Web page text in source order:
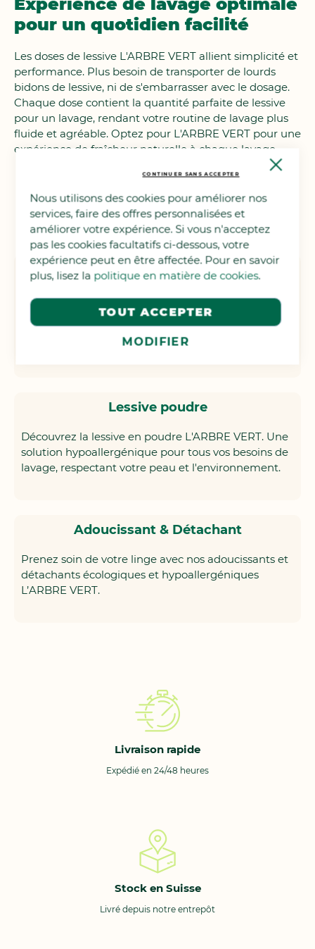
Close
Nous utilisons des cookies pour améliorer nos
services, faire des offres personnalisées et
améliorer votre expérience. Si vous n'acceptez
pas les cookies facultatifs ci-dessous, votre
expérience peut en être affectée. Pour en savoir
plus, lisez la politique en matière de cookies.
TOUT ACCEPTER
MODIFIER
CONTINUER SANS ACCEPTER
pour un quotidien facilité
Les doses de lessive L'ARBRE VERT allient simplicité et
performance. Plus besoin de transporter de lourds
bidons de lessive, ni de s'embarrasser avec le dosage.
Chaque dose contient la quantité parfaite de lessive
pour un lavage, rendant votre routine de lavage plus
fluide et agréable. Optez pour L'ARBRE VERT pour une
expérience de fraîcheur naturelle à chaque lavage.
Découvrez nos gammes de
produits
Lessive liquide
Faites l’essai d’une lessive respectueuse de votre
peau et de l’environnement avec nos lessives
liquides hypoallergéniques idéales pour les peaux
Lessive poudre
Découvrez la lessive en poudre L'ARBRE VERT. Une
solution hypoallergénique pour tous vos besoins de
lavage, respectant votre peau et l'environnement.
Adoucissant & Détachant
Prenez soin de votre linge avec nos adoucissants et
détachants écologiques et hypoallergéniques
L’ARBRE VERT.
Livraison rapide
Expédié en 24/48 heures
Stock en Suisse
Livré depuis notre entrepôt